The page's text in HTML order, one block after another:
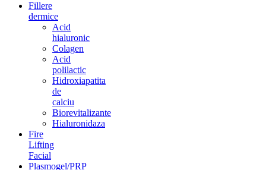
Fillere
dermice
Acid
hialuronic
Colagen
Acid
polilactic
Hidroxiapatita
de
calciu
Biorevitalizante
Hialuronidaza
Fire
Lifting
Facial
Plasmogel/PRP